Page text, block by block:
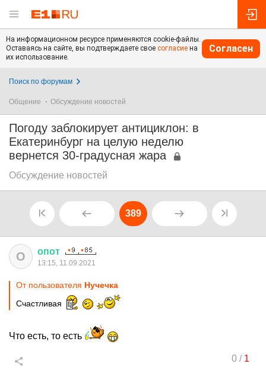
На информационном ресурсе применяются cookie-файлы.
Оставаясь на сайте, вы подтверждаете свое согласие на
их использование.
Согласен
Поиск по форумам
Общение Обсуждение новостей
Погоду заблокирует антициклон: в
Екатеринбург на целую неделю
вернется 30-градусная жара
Обсуждение новостей
389
О опот
13:15, 11.09.2021
От пользователя Нучечка
Счастливая
Что есть, то есть
0/ 1